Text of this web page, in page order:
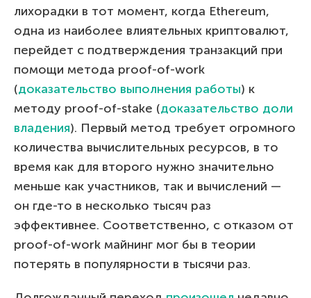
лихорадки в тот момент, когда Ethereum,
одна из наиболее влиятельных криптовалют,
перейдет с подтверждения транзакций при
помощи метода proof-of-work
(доказательство выполнения работы) к
методу proof-of-stake (доказательство доли
владения). Первый метод требует огромного
количества вычислительных ресурсов, в то
время как для второго нужно значительно
меньше как участников, так и вычислений —
он где-то в несколько тысяч раз
эффективнее. Соответственно, с отказом от
proof-of-work майнинг мог бы в теории
потерять в популярности в тысячи раз.